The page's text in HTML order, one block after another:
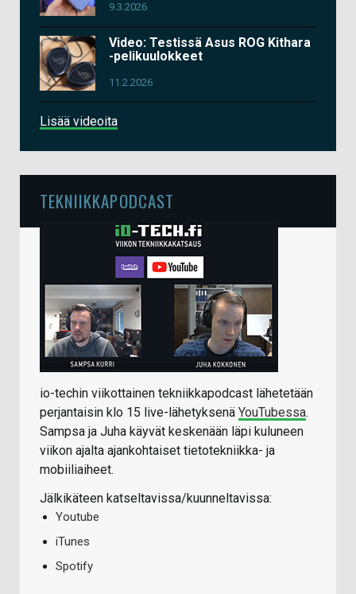
9.3.2026
Video: Testissä Asus ROG Kithara
-pelikuulokkeet
11.2.2026
Lisää videoita
TEKNIIKKAPODCAST
io-techin viikottainen tekniikkapodcast lähetetään
perjantaisin klo 15 live-lähetyksenä YouTubessa.
Sampsa ja Juha käyvät keskenään läpi kuluneen
viikon ajalta ajankohtaiset tietotekniikka- ja
mobiiliaiheet.
Jälkikäteen katseltavissa/kuunneltavissa:
Youtube
iTunes
Spotify